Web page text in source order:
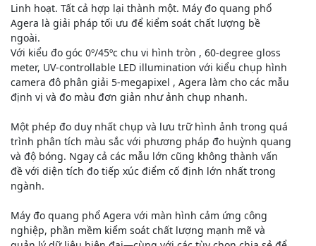
Linh hoạt. Tất cả hợp lại thành một. Máy đo quang phổ
Agera là giải pháp tối ưu để kiểm soát chất lượng bề
ngoài.
Với kiểu đo góc 0º/45ºc chu vi hình tròn , 60-degree gloss
meter, UV-controllable LED illumination với kiểu chụp hình
camera đô phân giải 5-megapixel , Agera làm cho các mẫu
định vị và đo màu đơn giản như ảnh chụp nhanh.
Một phép đo duy nhất chụp và lưu trữ hình ảnh trong quá
trình phân tích màu sắc với phương pháp đo huỳnh quang
và độ bóng. Ngay cả các mẫu lớn cũng không thành vấn
đề với diện tích đo tiếp xúc điểm cố định lớn nhất trong
ngành.
Máy đo quang phổ Agera với màn hình cảm ứng công
nghiệp, phần mềm kiểm soát chất lượng mạnh mẽ và